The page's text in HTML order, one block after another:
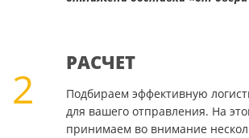
2
РАСЧЕТ
Подбираем эффективную
для вашего отправления. На
принимаем во внимание